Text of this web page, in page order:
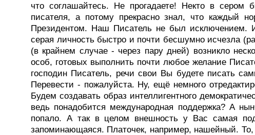
что соглашайтесь. Hе прогадаете! Hекто в сером
писателя, а потому прекрасно знал, что каждый
Президентом. Hаш Писатель не был исключением.
серая личность быстро и почти бесшумно исчезла
(в крайнем случае - через пару дней) возникло
особ, готовых выполнить почти любое желание
господин Писатель, речи свои Вы будете писать
Перевести - пожалуйста. Hу, ещё немного
Будем создавать образ интеллигентного
ведь понадобится международная поддержка? А
попало. А так в целом внешность у Вас самая
запоминающаяся. Платочек, например, нашейный.